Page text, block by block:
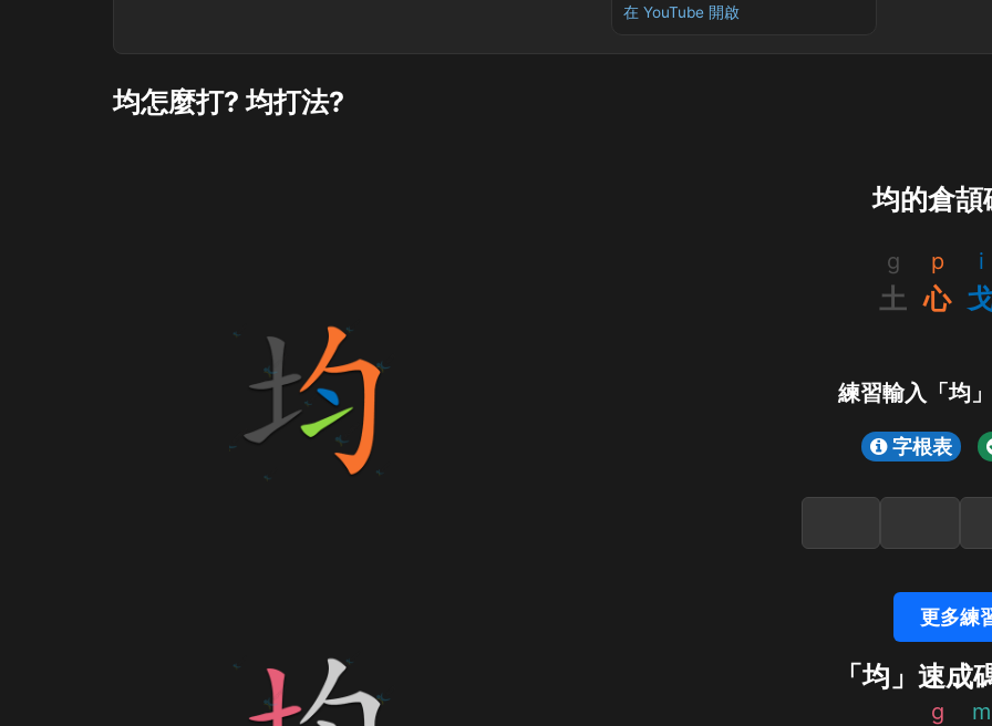
在 YouTube 開啟
均怎麼打? 均打法?
均的倉頡
g
土
p
心
i
練習輸入「均
字根表
更多練
「均」速成
g m